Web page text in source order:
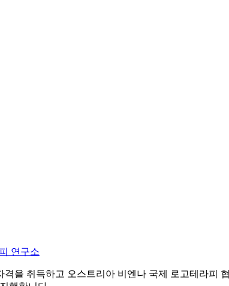
연구소
을 취득하고 오스트리아 비엔나 국제 로고테라피